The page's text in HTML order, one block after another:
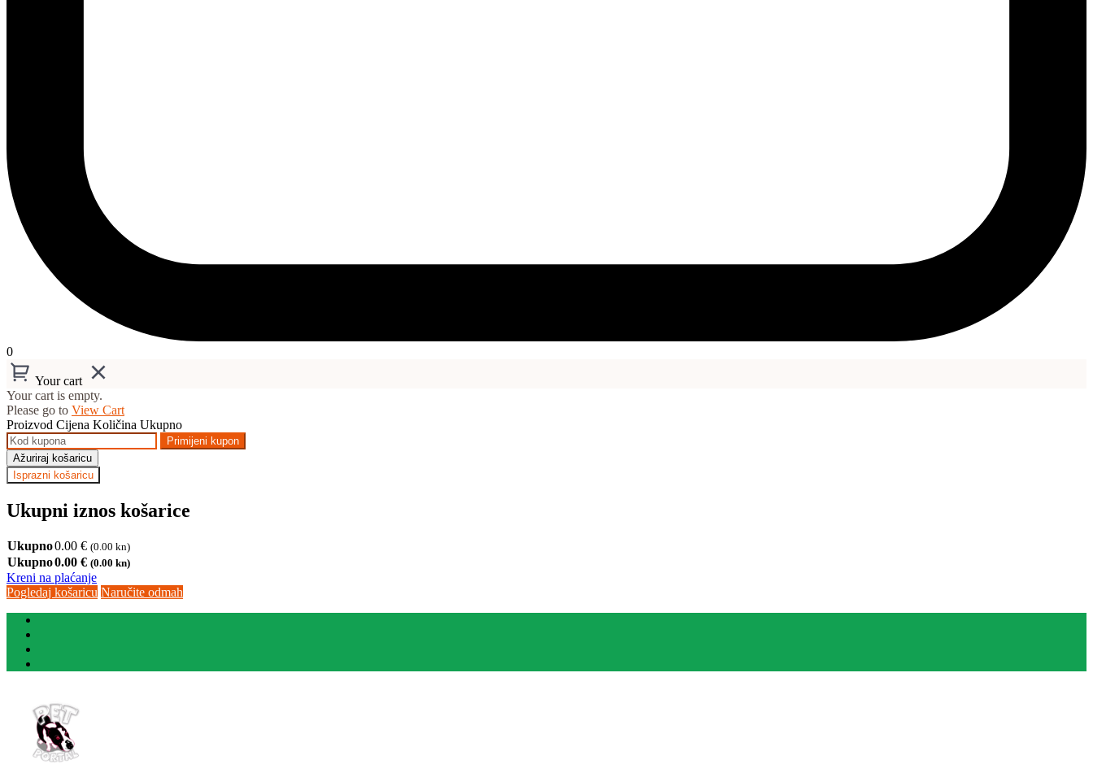
0
Your cart
Your cart is empty.
Please go to View Cart
Proizvod Cijena Količina Ukupno
Primijeni kupon
Ažuriraj košaricu
Isprazni košaricu
Ukupni iznos košarice
Ukupno0.00 € (0.00 kn)
Ukupno0.00 € (0.00 kn)
Kreni na plaćanje
Pogledaj košaricu Naručite odmah